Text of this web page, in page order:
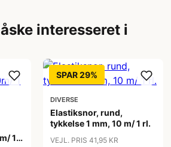
interesseret i
1
SPAR 29%
DIVERSE
Elastiksnor, rund,
tykkelse 1 mm, 10 m/ 1 rl.
VEJL. PRIS 41,95 KR